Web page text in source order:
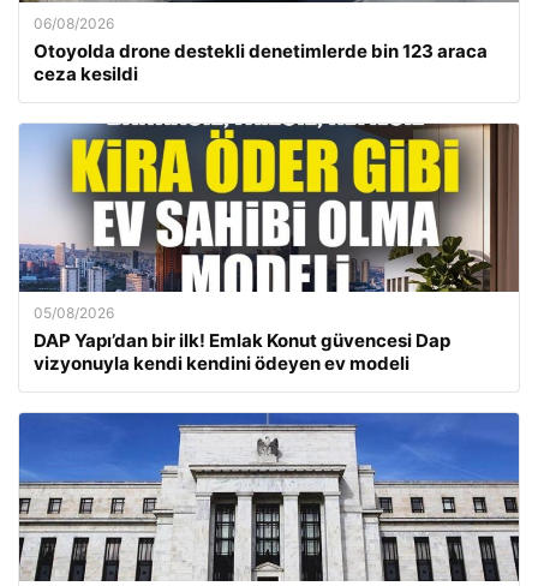
06/08/2026
Otoyolda drone destekli denetimlerde bin 123 araca
ceza kesildi
05/08/2026
DAP Yapı’dan bir ilk! Emlak Konut güvencesi Dap
vizyonuyla kendi kendini ödeyen ev modeli